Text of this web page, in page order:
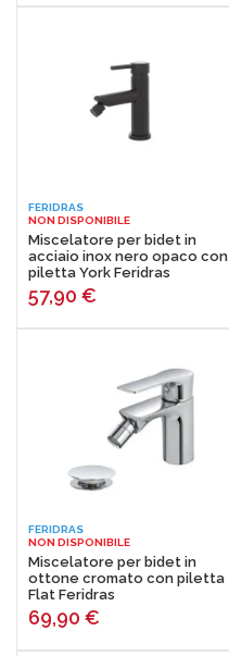
FERIDRAS
NON DISPONIBILE
Miscelatore per bidet in
acciaio inox nero opaco con
piletta York Feridras
57,90 €
FERIDRAS
NON DISPONIBILE
Miscelatore per bidet in
ottone cromato con piletta
Flat Feridras
69,90 €